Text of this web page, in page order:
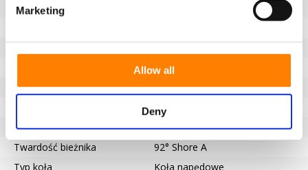
Marketing
Allow all
Deny
Średnica koła (mm)
Wpust zgodny z DIN 6885 JS9
Długość piasty (mm)
80
65
Bieżnik
Vulkollan®
Twardość bieżnika
92° Shore A
Typ koła
Koła napędowe